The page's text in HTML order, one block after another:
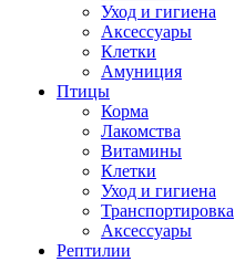
Уход и гигиена
Аксессуары
Клетки
Амуниция
Птицы
Корма
Лакомства
Витамины
Клетки
Уход и гигиена
Транспортировка
Аксессуары
Рептилии